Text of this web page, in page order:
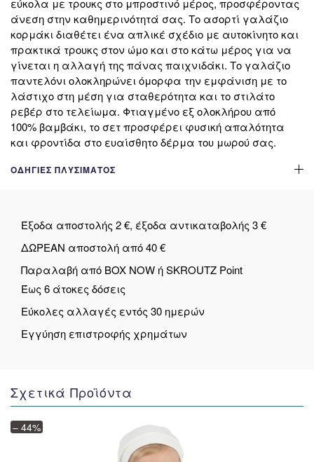
άνεση στην καθημερινότητά σας. Το ασορτί γαλάζιο
κορμάκι διαθέτει ένα απλικέ σχέδιο με αυτοκίνητο και
πρακτικά τρουκς στον ώμο και στο κάτω μέρος για να
γίνεται η αλλαγή της πάνας παιχνιδάκι. Το γαλάζιο
παντελόνι ολοκληρώνει όμορφα την εμφάνιση με το
λάστιχο στη μέση για σταθερότητα και το στιλάτο
ρεβέρ στο τελείωμα. Φτιαγμένο εξ ολοκλήρου από
100% βαμβάκι, το σετ προσφέρει φυσική απαλότητα
και φροντίδα στο ευαίσθητο δέρμα του μωρού σας.
ΟΔΗΓΊΕΣ ΠΛΥΣΊΜΑΤΟΣ
Έξοδα αποστολής 2 €, έξοδα αντικαταβολής 3 €
ΔΩΡΕΑΝ αποστολή από 40 €
Παραλαβή από BOX NOW ή SKROUTZ Point
Έως 6 άτοκες δόσεις
Εύκολες αλλαγές εντός 30 ημερών
Εγγύηση επιστροφής χρημάτων
Σχετικά Προϊόντα
– 44%